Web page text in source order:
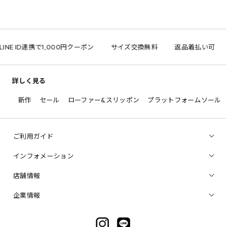
ID連携で1,000円クーポン サイズ交換無料 返品着払い可
詳しく見る
新作 セール ローファー&スリッポン プラットフォームソール
ご利用ガイド
インフォメーション
店舗情報
企業情報